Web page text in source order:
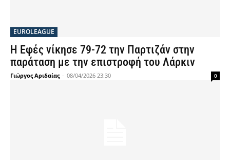
EUROLEAGUE
Η Εφές νίκησε 79-72 την Παρτιζάν στην
παράταση με την επιστροφή του Λάρκιν
Γιώργος Αριδαίας - 08/04/2026 23:30 0